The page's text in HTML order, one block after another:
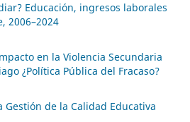
Educación, ingresos laborales
2006–2024
en la Violencia Secundaria
¿Política Pública del Fracaso?
Gestión de la Calidad Educativa